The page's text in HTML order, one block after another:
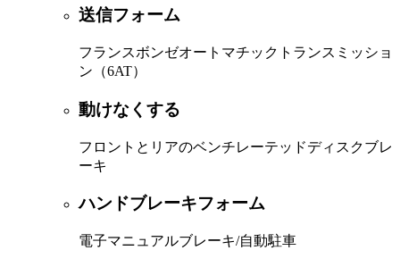
送信フォーム
フランスボンゼオートマチックトランスミッショ
ン（6AT）
動けなくする
フロントとリアのベンチレーテッドディスクブレ
ーキ
ハンドブレーキフォーム
電子マニュアルブレーキ/自動駐車